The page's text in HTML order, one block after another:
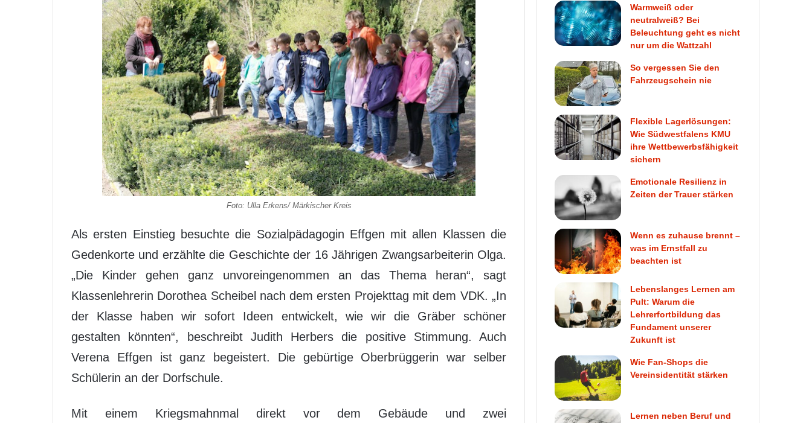
Foto: Ulla Erkens/ Märkischer Kreis
Als ersten Einstieg besuchte die Sozialpädagogin Effgen mit allen Klassen die
Gedenkorte und erzählte die Geschichte der 16 Jährigen Zwangsarbeiterin Olga.
„Die Kinder gehen ganz unvoreingenommen an das Thema heran“, sagt
Klassenlehrerin Dorothea Scheibel nach dem ersten Projekttag mit dem VDK. „In
der Klasse haben wir sofort Ideen entwickelt, wie wir die Gräber schöner
gestalten könnten“, beschreibt Judith Herbers die positive Stimmung. Auch
Verena Effgen ist ganz begeistert. Die gebürtige Oberbrüggerin war selber
Schülerin an der Dorfschule.
Mit einem Kriegsmahnmal direkt vor dem Gebäude und zwei
Warmweiß oder
neutralweiß? Bei
Beleuchtung geht es nicht
nur um die Wattzahl
So vergessen Sie den
Fahrzeugschein nie
Flexible Lagerlösungen:
Wie Südwestfalens KMU
ihre Wettbewerbsfähigkeit
sichern
Emotionale Resilienz in
Zeiten der Trauer stärken
Wenn es zuhause brennt –
was im Ernstfall zu
beachten ist
Lebenslanges Lernen am
Pult: Warum die
Lehrerfortbildung das
Fundament unserer
Zukunft ist
Wie Fan-Shops die
Vereinsidentität stärken
Lernen neben Beruf und